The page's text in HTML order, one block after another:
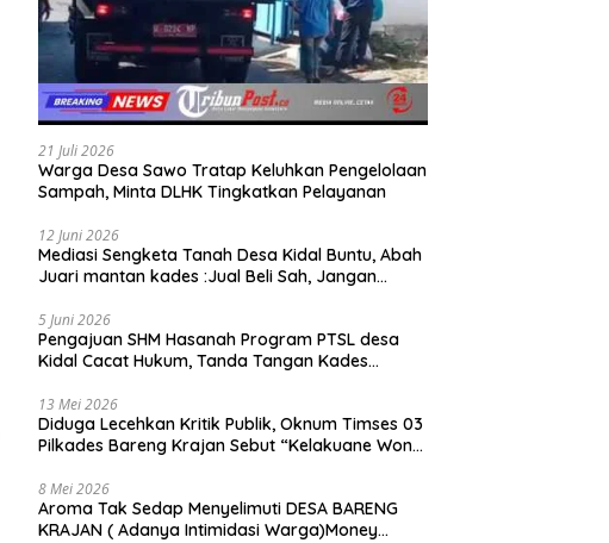
21 Juli 2026
Warga Desa Sawo Tratap Keluhkan Pengelolaan
Sampah, Minta DLHK Tingkatkan Pelayanan
12 Juni 2026
Mediasi Sengketa Tanah Desa Kidal Buntu, Abah
Juari mantan kades :Jual Beli Sah, Jangan
Membatalkan Hak Warga.
5 Juni 2026
Pengajuan SHM Hasanah Program PTSL desa
Kidal Cacat Hukum, Tanda Tangan Kades
13 Mei 2026
Diduga Lecehkan Kritik Publik, Oknum Timses 03
Pilkades Bareng Krajan Sebut “Kelakuane Wong
8 Mei 2026
Aroma Tak Sedap Menyelimuti DESA BARENG
KRAJAN ( Adanya Intimidasi Warga)Money